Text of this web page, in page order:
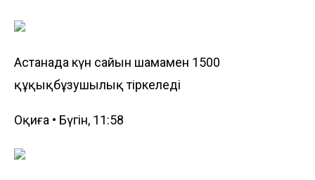
Астанада күн сайын шамамен 1500
құқықбұзушылық тіркеледі
Оқиға • Бүгін, 11:58